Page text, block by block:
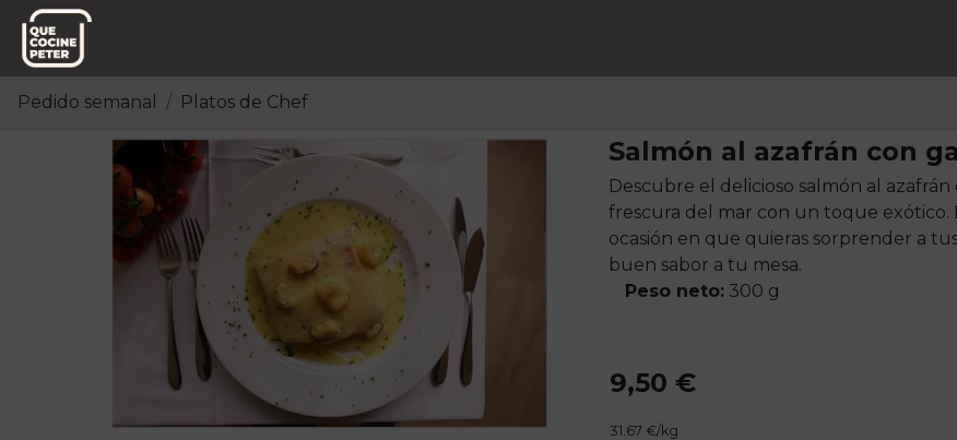
Pedido semanal Platos de Chef
Salmón al azafrán con
Descubre el delicioso salmón al
frescura del mar con un toque exótico.
ocasión en que quieras sorprender a
buen sabor a tu mesa.
Peso neto: 300 g
9,50 €
31.67 €/kg